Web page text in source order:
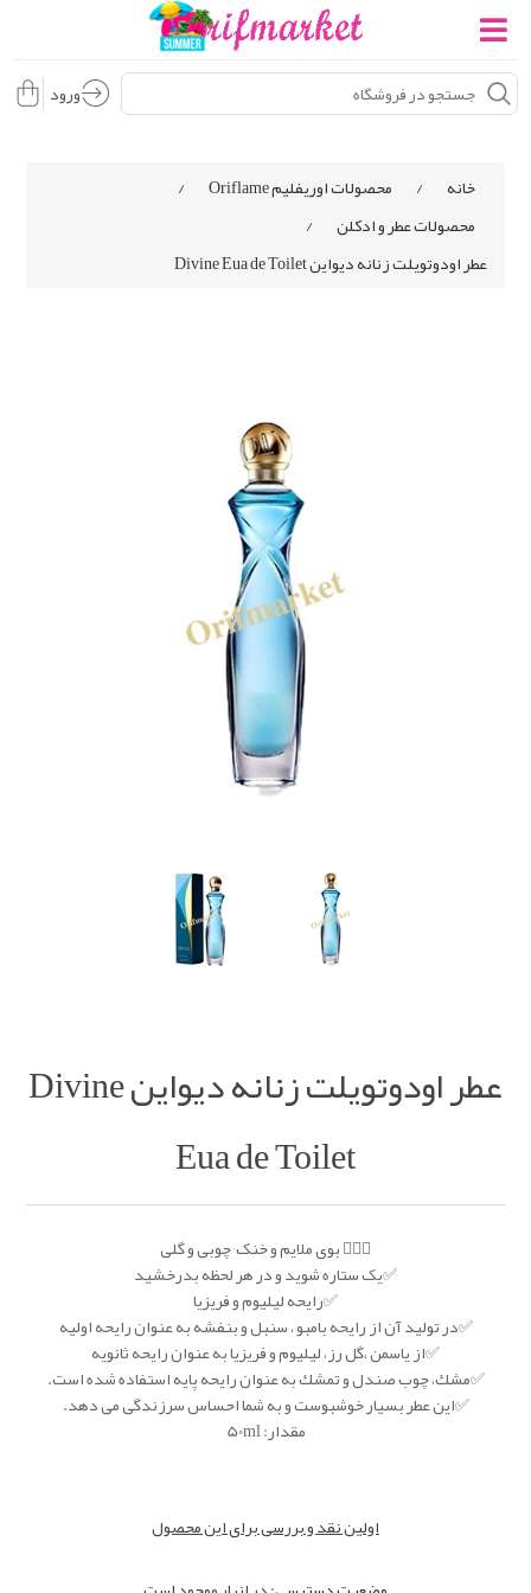
ورود
خانه / محصولات اوریفلیم Oriflame
/
محصولات عطر و ادکلن
/
عطر اودوتویلت زنانه دیواین Divine Eua de Toilet
عطر اودوتویلت زنانه دیواین Divine
Eua de Toilet
👩🏻‍⚕️ بوی ملایم و خنک٬ چوبی و گلی
✅یک ستاره شوید و در هر لحظه بدرخشید
✅رایحه لیلیوم و فریزیا
✅در توليد آن از رايحه بامبو ، سنبل و بنفشه به عنوان رايحه اوليه
✅از ياسمن ،گل رز، لیلیوم و فریزیا به عنوان رايحه ثانويه
✅مشك، چوب صندل و تمشك به عنوان رايحه پايه استفاده شده است.
✅اين عطر بسيار خوشبوست و به شما احساس سرزندگى مى دهد.
مقدار: 50ml
اولین نقد و بررسی برای این محصول